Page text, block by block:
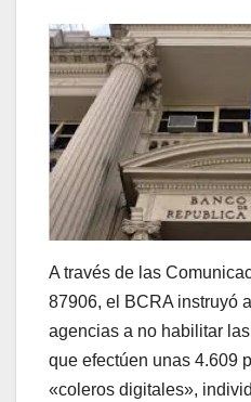
A través de las
87906, el BCRA instruyó
agencias a no habilitar
que efectúen unas 4.609
«coleros digitales»,